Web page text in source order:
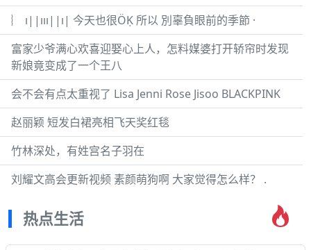
︴ ı||ııı||ı| 今天也很ÖḲ 所以 別辜負眼前的季節 ·
富家少爷满心欢喜迎娶心上人，怎料媒婆打开轿帘时发现
新娘竟变成了一个王八
会不会有点太重视了 Lisa Jenni Rose Jisoo BLACKPINK
赵丽颖 短发白裙亮相飞天奖红毯
竹林深处，有姓宫名子羽在
刘耀文高会更新视频 素颜萌狗啊 大家觉得怎么样？ .
热点生活